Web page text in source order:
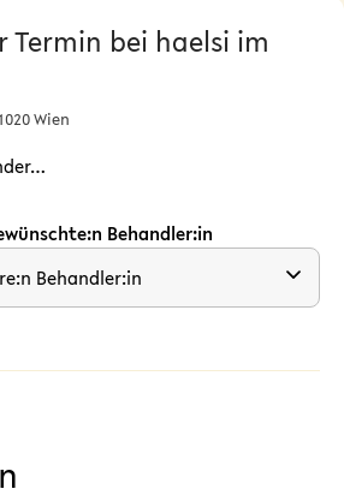
Termin bei haelsi im
Wien
Behandler:in
Behandler:in